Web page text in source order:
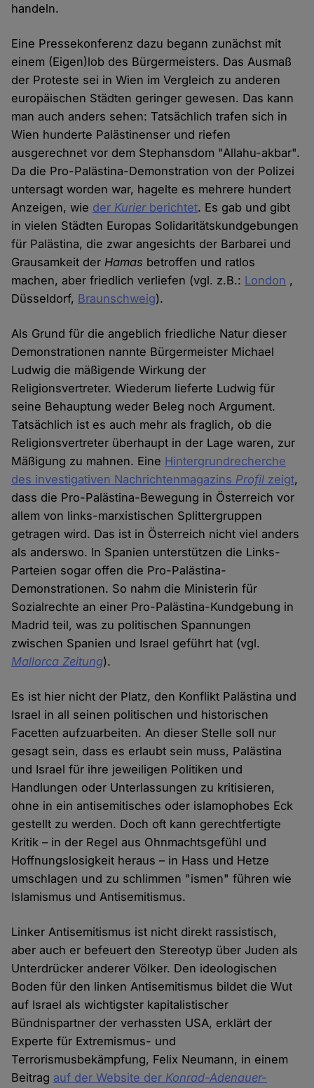
handeln.
Eine Pressekonferenz dazu begann zunächst mit
einem (Eigen)lob des Bürgermeisters. Das Ausmaß
der Proteste sei in Wien im Vergleich zu anderen
europäischen Städten geringer gewesen. Das kann
man auch anders sehen: Tatsächlich trafen sich in
Wien hunderte Palästinenser und riefen
ausgerechnet vor dem Stephansdom "Allahu-akbar".
Da die Pro-Palästina-Demonstration von der Polizei
untersagt worden war, hagelte es mehrere hundert
Anzeigen, wie der Kurierberichtet. Es gab und gibt
in vielen Städten Europas Solidaritätskundgebungen
für Palästina, die zwar angesichts der Barbarei und
Grausamkeit derHamas betroffen und ratlos
machen, aber friedlich verliefen (vgl. z.B.: London ,
Düsseldorf, Braunschweig).
Als Grund für die angeblich friedliche Natur dieser
Demonstrationen nannte Bürgermeister Michael
Ludwig die mäßigende Wirkung der
Religionsvertreter. Wiederum lieferte Ludwig für
seine Behauptung weder Beleg noch Argument.
Tatsächlich ist es auch mehr als fraglich, ob die
Religionsvertreter überhaupt in der Lage waren, zur
Mäßigung zu mahnen. Eine Hintergrundrecherche
des investigativen Nachrichtenmagazins Profil zeigt,
dass die Pro-Palästina-Bewegung in Österreich vor
allem von links-marxistischen Splittergruppen
getragen wird. Das ist in Österreich nicht viel anders
als anderswo. In Spanien unterstützen die Links-
Parteien sogar offen die Pro-Palästina-
Demonstrationen. So nahm die Ministerin für
Sozialrechte an einer Pro-Palästina-Kundgebung in
Madrid teil, was zu politischen Spannungen
zwischen Spanien und Israel geführt hat (vgl.
Mallorca Zeitung).
Es ist hier nicht der Platz, den Konflikt Palästina und
Israel in all seinen politischen und historischen
Facetten aufzuarbeiten. An dieser Stelle soll nur
gesagt sein, dass es erlaubt sein muss, Palästina
und Israel für ihre jeweiligen Politiken und
Handlungen oder Unterlassungen zu kritisieren,
ohne in ein antisemitisches oder islamophobes Eck
gestellt zu werden. Doch oft kann gerechtfertigte
Kritik – in der Regel aus Ohnmachtsgefühl und
Hoffnungslosigkeit heraus – in Hass und Hetze
umschlagen und zu schlimmen "ismen" führen wie
Islamismus und Antisemitismus.
Linker Antisemitismus ist nicht direkt rassistisch,
aber auch er befeuert den Stereotyp über Juden als
Unterdrücker anderer Völker. Den ideologischen
Boden für den linken Antisemitismus bildet die Wut
auf Israel als wichtigster kapitalistischer
Bündnispartner der verhassten USA, erklärt der
Experte für Extremismus- und
Terrorismusbekämpfung, Felix Neumann, in einem
Beitrag auf der Website der Konrad-Adenauer-